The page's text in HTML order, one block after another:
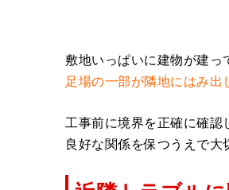
敷地いっぱいに建物が建っ
足場の一部が隣地にはみ出
工事前に境界を正確に確
良好な関係を保つうえで